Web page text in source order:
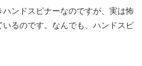
ハンドスピナーなのですが、実は怖
いるのです。なんでも、ハンドスピ